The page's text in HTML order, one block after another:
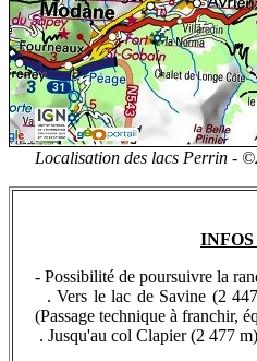
Localisation des lacs Perrin -
- Possibilité de poursuivre la
. Vers le lac de Savine (2
(Passage technique à franchir,
. Jusqu'au col Clapier (2 477